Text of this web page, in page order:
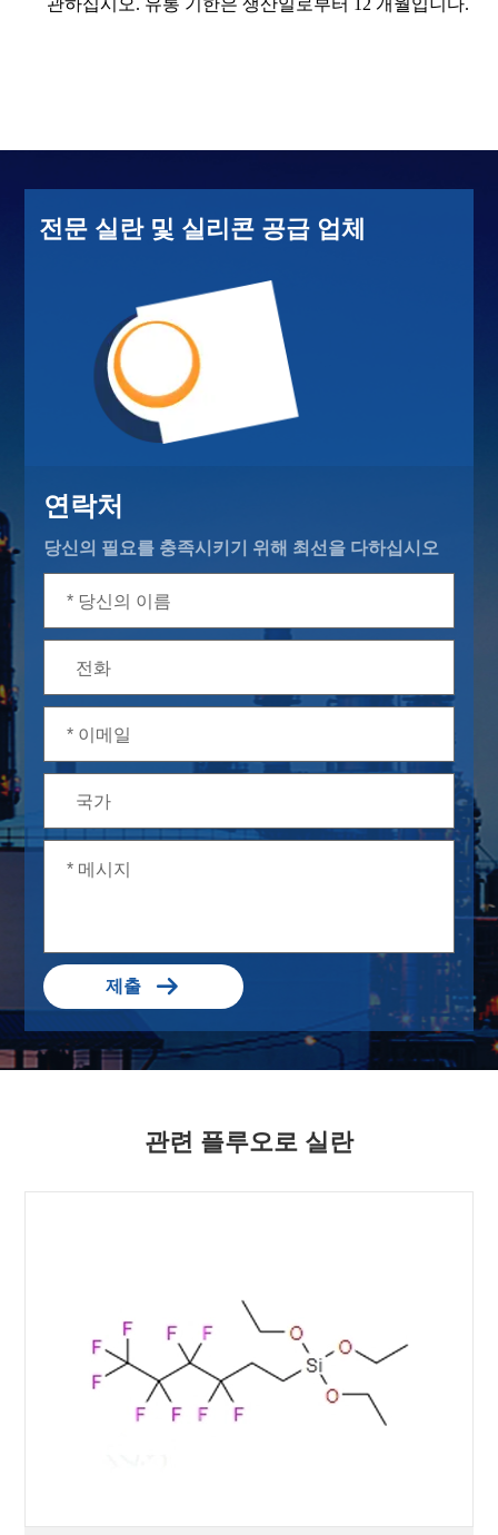
관하십시오. 유통 기한은 생산일로부터 12 개월입니다.
전문 실란 및 실리콘 공급 업체
연락처
당신의 필요를 충족시키기 위해 최선을 다하십시오
제출 
관련 플루오로 실란